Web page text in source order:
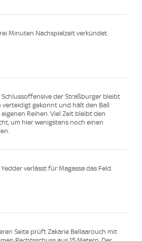
Minuten Nachspielzeit verkündet.
Schlussoffensive der Straßburger bleibt
verteidigt gekonnt und hält den Ball
Reihen. Viel Zeit bleibt den
um hier wenigstens noch einen
verlässt für Magassa das Feld.
Seite prüft Zakarie Bellaarouch mit